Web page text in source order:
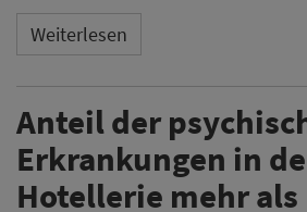
Weiterlesen
Anteil der
Erkrankungen in
Hotellerie mehr als